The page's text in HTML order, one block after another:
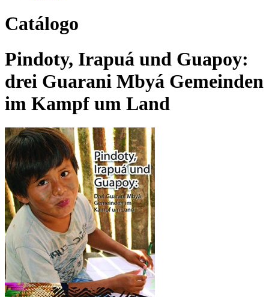
Catálogo
Pindoty, Irapuá und Guapoy:
drei Guarani Mbyá Gemeinden
im Kampf um Land